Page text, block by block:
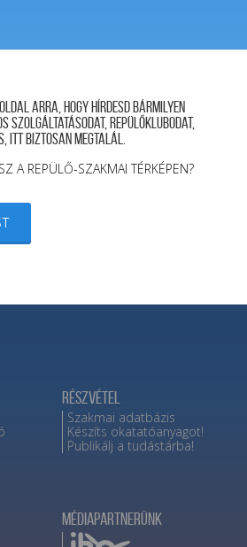
oldal arra, hogy hírdesd bármilyen
szolgáltatásodat, repülőklubodat,
itt biztosan megtalál.
A REPÜLŐ-SZAKMAI TÉRKÉPEN?
Részvétel
Szakmai adatbázis
Készíts okatatóanyagot!
Publikálj a tudástárba!
Médiapartnerünk